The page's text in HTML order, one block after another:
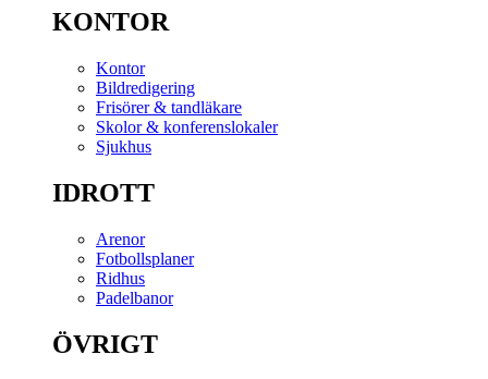
KONTOR
Kontor
Bildredigering
Frisörer & tandläkare
Skolor & konferenslokaler
Sjukhus
IDROTT
Arenor
Fotbollsplaner
Ridhus
Padelbanor
ÖVRIGT